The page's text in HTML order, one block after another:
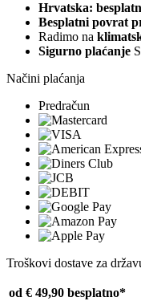
Hrvatska:
Besplatni povrat
Radimo na
Sigurno plaćanje
Načini plaćanja
Predračun
Troškovi dostave za
od € 49,90 besplatno*